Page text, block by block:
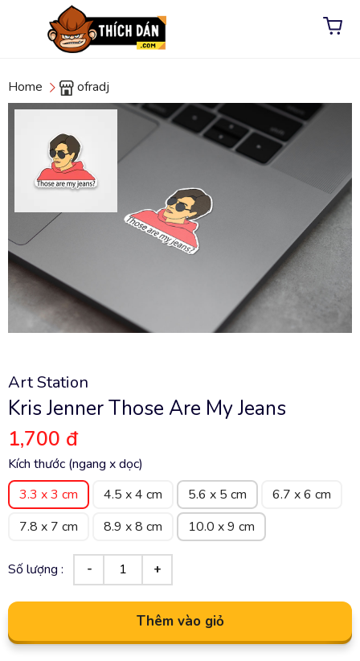
Home ofradj
Art Station
Kris Jenner Those Are My Jeans
1,700 đ
Kích thước (ngang x dọc)
3.3 x 3 cm
4.5 x 4 cm 5.6 x 5 cm
6.7 x 6 cm
7.8 x 7 cm
8.9 x 8 cm 10.0 x 9 cm
Số lượng :
Thêm vào giỏ